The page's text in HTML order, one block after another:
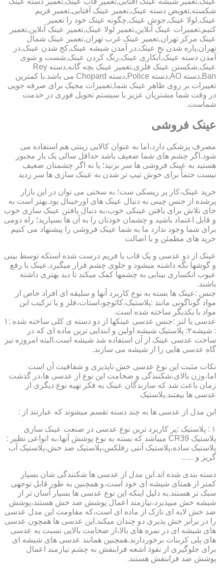
شکسته,تعویض دسته عینک,تعمیر عینک آفتابی,تعمیر فریم
عینک,لولا عینک,جوش عینک,چگونه عینک خود را تعمیر
کنیم,تعمیرات عینک آنلاین,تعمیر لولا عینک,تعمیر عینک آنلاین,تعمیر
عینک مرکز تهران,تعمیر عینک غرب تهران,تعمیر عینک شمال
تهران,پاره شدن نخ عینک,در آمدن شیشه عینک,کج شدن عینک,در
آمدن دسته عینک,آبکاری عینک,رنگ کردن عینک,شست و شوی
عینک,شکستن عینک فلزی,تعمیر عینک بچه گانه,دسته Rey
Ban,دسته AO,دسته Police,دسته Chopard می باشد.با کمترین
تغییرات بر روی ظاهر عینک شما,تعمیرات مجیک برای صرفه جویی
در وقت شما مشتریان عزیز با سیستم تحویل فوری در خدمت
شماست.
عینک فروشی
مصرف پزشکی دارد،اما به عنوان کالایی زینتی هم استفاده می
شود.اگر چشم های شما ضعیف باشد حداقل سالی یک بار مجبور
هستید به عینک فروشی ها سر بزنید؛ یا نه اگر چشمتان ضعیف
نیست حتماً برای خوش تیپ تر شدن به عینک سازی ها سر زدید
خرید عینک،کار پر ریسکی ست؛ به سختی می توان در این بازار
پرشده از جنس چینی به دنبال عینک های اورجینال بود.بهتر است به
جای تلاش برای یافتن عینکی خوب،به دنبال یافتن عینک سازی خوب
و قابل اعتماد باشید و چشمان خودتان را به آن ها بسپارید؛ راه دومی
برای شما وجود ندارد ما به شما عینک فروشی را پیشنهاد می کنیم
خرید های مطمئن و با اصالت
عینک از دو عدسی و یک قاب یا فریم درست شده استکه توسط بینی
و گوشها نگه داشته میشود و جلوی چشم قرار میگیرد.عینک با رفع
عیوب انکساری بینایی به چشمها کمک میکند تا دید بهتری داشته
باشند.
جنس :عینک ها بسته به نوع کاربرد آنها و سلیقه ای افراد خاص از
مواد گوناگونی مانند :پلاستیک،کائوچو،استات،فلز و یا ترکیب این
مواد با یکدیگر ساخته شده است.
عدسی یا لنز :جنس عدسی عینکها از دو دسته ی کلی ساخته شده :۱
: شیشه۲: پلاستیک شیشه اولین و ابندایی ترین ماده ای که در
ساخت عدسی عینک از آن استفاده شد شیشه است.البته امروزه نیز
گاه عدسی هایی را از شیشه می سازند.
نکات مثبت این نوع عدسی خش ناپذیری و شفافیت آن است
اما،وزن بالای،شکنندگی و ضخامت این نوع از عدسی ها،در گذشت
زمان باعث شد که سازندگان عینک به فکر تهیه نوع دیگری از
عدسی ها بیفتند.پلاستیک
این مدل از عدسی ها به چند دسته تقسم میشوند که عبارتند از :
۱ : پلاستیک :پر کاربرد ترین نوع عدسی در صنعت عینک سازی
پلاستیک CR39 میباشد که بسته به نوع پوشش آنها،به انواعی نظیر :
پلاستیک ساده،پلاستیک آنتی رفلکس،پلاستیک ضد خش،پلاستیک آب
گریز و …..
دسته بندی شده اند.این مدل از عدسی ها شکنندگی شان بسیار
کمتر از همتای شیشه ای خود است،و همچنین به طور قابل توجهی
سبک تر هستند.به دلیل اینکه این نوع عدسی ها بسیار آسان تر از
شیشه خش میپذیرد،نیازمند اعمال پوشش ضد خش هستند،پوشش
ضد خش لایه ای نازک از ماده ای است،که مقاومت این مدل عدسی
را در برابر خش پذیری دو چندان میکند.این عدسی ها همچون عدسی
های شیشه ای در نمره های بالا،از ضخامت بالایی نسبت به عدسی
های پلی کربنات برخوردارند.همچنین همانند عدسی های شیشه ای
برای جلوگیری از نفوذ اشعه فرابنفش به چشم نیازمند اعمال
پوشش ضد فرابنفش هستند.